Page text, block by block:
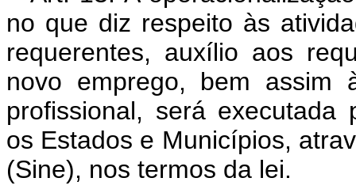
no que diz respeito às
requerentes, auxílio aos
novo emprego, bem assim
profissional, será executada
os Estados e Municípios,
(Sine), nos termos da lei.